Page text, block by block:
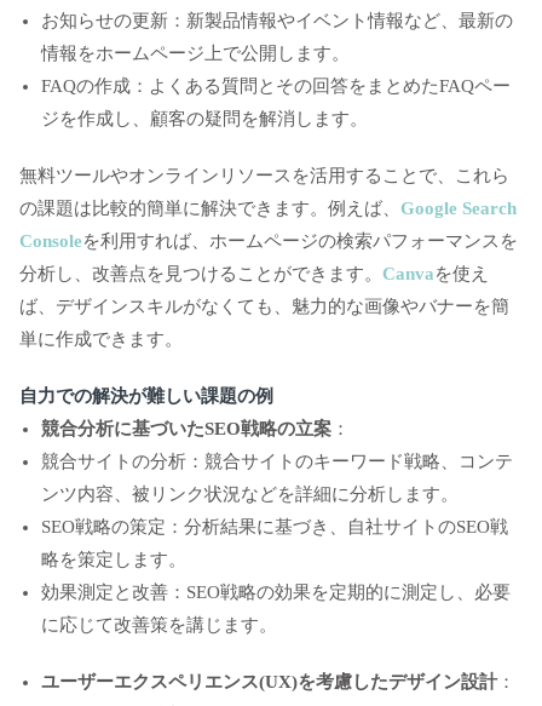
お知らせの更新：新製品情報やイベント情報など、最新の
情報をホームページ上で公開します。
FAQの作成：よくある質問とその回答をまとめたFAQペー
ジを作成し、顧客の疑問を解消します。
無料ツールやオンラインリソースを活用することで、これら
の課題は比較的簡単に解決できます。例えば、 Google Search
Consoleを利用すれば、ホームページの検索パフォーマンスを
分析し、改善点を見つけることができます。 Canvaを使え
ば、デザインスキルがなくても、魅力的な画像やバナーを簡
単に作成できます。
自力での解決が難しい課題の例
競合分析に基づいたSEO戦略の立案 ：
競合サイトの分析：競合サイトのキーワード戦略、コンテ
ンツ内容、被リンク状況などを詳細に分析します。
SEO戦略の策定：分析結果に基づき、自社サイトのSEO戦
略を策定します。
効果測定と改善：SEO戦略の効果を定期的に測定し、必要
に応じて改善策を講じます。
ユーザーエクスペリエンス(UX)を考慮したデザイン設計：